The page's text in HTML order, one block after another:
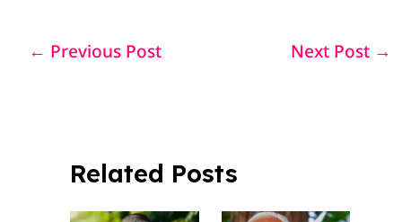
e
k
s e e
← Previous Post Next Post →
Related Posts